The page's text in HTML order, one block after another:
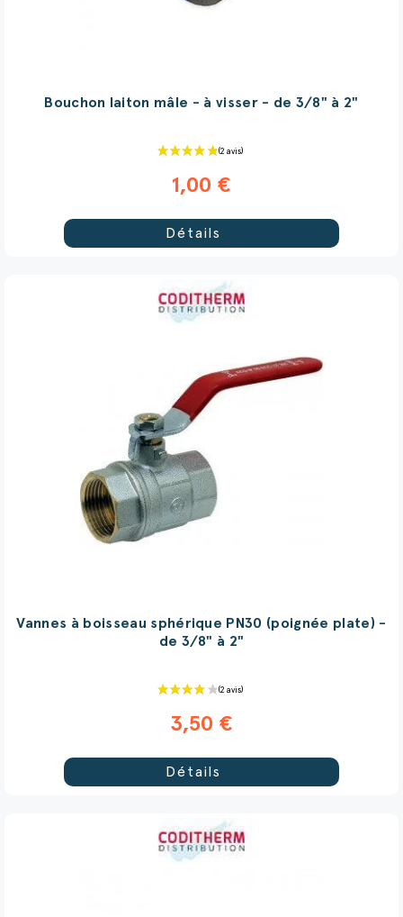
Bouchon laiton mâle - à visser - de 3/8" à 2"
1,00 €
Détails
Vannes à boisseau sphérique PN30 (poignée plate) -
de 3/8" à 2"
3,50 €
Détails